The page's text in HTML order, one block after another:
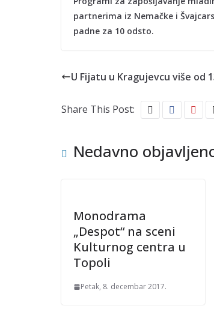
partnerima iz Nemačke i
padne za 10 odsto.
U Fijatu u Kragujevcu više od
Share This Post:
Nedavno
Monodrama
„Despot“ na sceni
Kulturnog centra u
Topoli
Petak, 8. decembar 2017.